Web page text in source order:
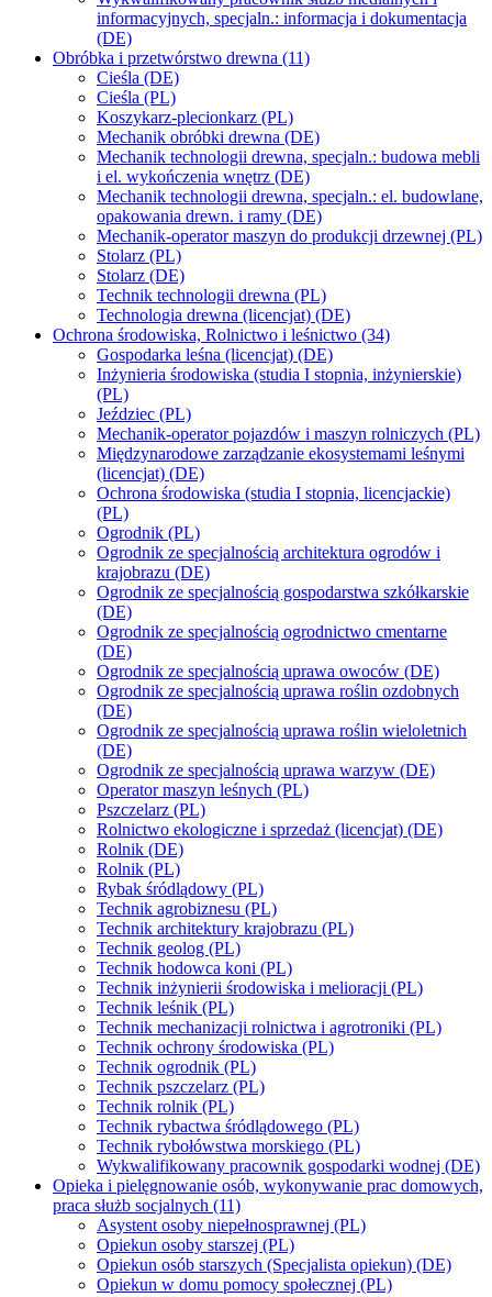
informacyjnych, specjaln.: informacja i dokumentacja
(DE)
Obróbka i przetwórstwo drewna (11)
Cieśla (DE)
Cieśla (PL)
Koszykarz-plecionkarz (PL)
Mechanik obróbki drewna (DE)
Mechanik technologii drewna, specjaln.: budowa mebli
i el. wykończenia wnętrz (DE)
Mechanik technologii drewna, specjaln.: el. budowlane,
opakowania drewn. i ramy (DE)
Mechanik-operator maszyn do produkcji drzewnej (PL)
Stolarz (PL)
Stolarz (DE)
Technik technologii drewna (PL)
Technologia drewna (licencjat) (DE)
Ochrona środowiska, Rolnictwo i leśnictwo (34)
Gospodarka leśna (licencjat) (DE)
Inżynieria środowiska (studia I stopnia, inżynierskie)
(PL)
Jeździec (PL)
Mechanik-operator pojazdów i maszyn rolniczych (PL)
Międzynarodowe zarządzanie ekosystemami leśnymi
(licencjat) (DE)
Ochrona środowiska (studia I stopnia, licencjackie)
(PL)
Ogrodnik (PL)
Ogrodnik ze specjalnością architektura ogrodów i
krajobrazu (DE)
Ogrodnik ze specjalnością gospodarstwa szkółkarskie
(DE)
Ogrodnik ze specjalnością ogrodnictwo cmentarne
(DE)
Ogrodnik ze specjalnością uprawa owoców (DE)
Ogrodnik ze specjalnością uprawa roślin ozdobnych
(DE)
Ogrodnik ze specjalnością uprawa roślin wieloletnich
(DE)
Ogrodnik ze specjalnością uprawa warzyw (DE)
Operator maszyn leśnych (PL)
Pszczelarz (PL)
Rolnictwo ekologiczne i sprzedaż (licencjat) (DE)
Rolnik (DE)
Rolnik (PL)
Rybak śródlądowy (PL)
Technik agrobiznesu (PL)
Technik architektury krajobrazu (PL)
Technik geolog (PL)
Technik hodowca koni (PL)
Technik inżynierii środowiska i melioracji (PL)
Technik leśnik (PL)
Technik mechanizacji rolnictwa i agrotroniki (PL)
Technik ochrony środowiska (PL)
Technik ogrodnik (PL)
Technik pszczelarz (PL)
Technik rolnik (PL)
Technik rybactwa śródlądowego (PL)
Technik rybołówstwa morskiego (PL)
Wykwalifikowany pracownik gospodarki wodnej (DE)
Opieka i pielęgnowanie osób, wykonywanie prac domowych,
praca służb socjalnych (11)
Asystent osoby niepełnosprawnej (PL)
Opiekun osoby starszej (PL)
Opiekun osób starszych (Specjalista opiekun) (DE)
Opiekun w domu pomocy społecznej (PL)